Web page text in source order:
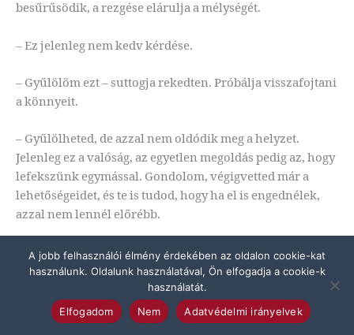
besűrűsödik, a rezgése elárulja a mélységét.
– Ez jelenleg nem kedv kérdése.
– Gyűlölöm ezt – suttogja rekedten. Próbálja visszafojtani
a könnyeit.
– Gyűlölheted, de azzal nem oldódik meg a helyzet.
Jelenleg ez a valóság, az egyetlen megoldás pedig az, hogy
lefekszünk egymással. Gondolom, végigvetted már a
lehetőségeidet, és te is tudod, hogy ha el is engednélek,
azzal nem lennél előrébb.
Nyel egyet, kifújja a levegőt, átkarolja magát. A válla
begörnyed, fájdalmai vannak. Fájdalmak, amiket
enyhíthetnék, ha végre hajlandó lenne megadni magát.
A kályhában recseg a tűz, sárgás fénye a szőnyegre vetül.
A jobb felhasználói élmény érdekében az oldalon cookie-kat
használunk. Oldalunk használatával, Ön elfogadja a cookie-k
használatát.
Elfogadom
Nem Adatvédelmi irányelvek